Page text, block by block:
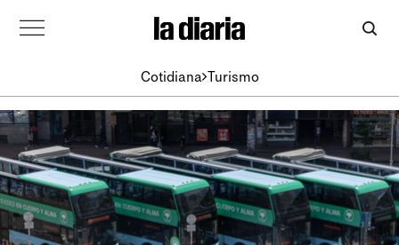
Cotidiana Turismo